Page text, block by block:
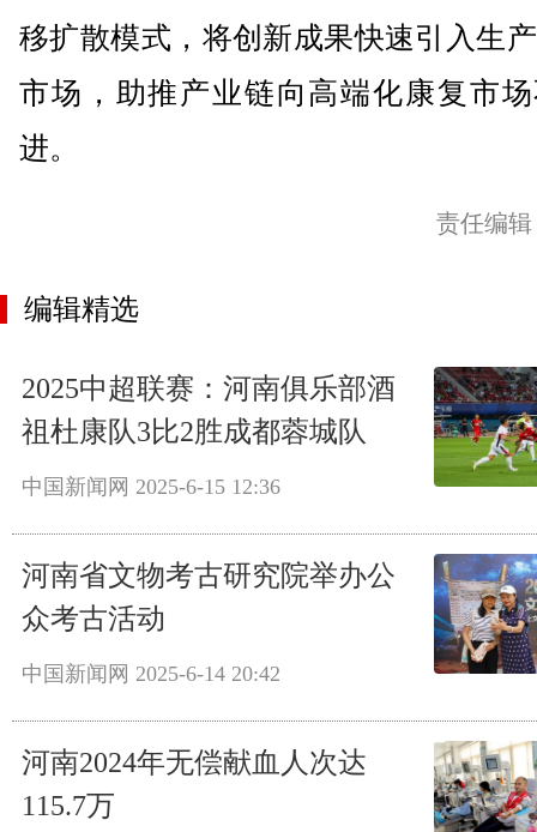
移扩散模式，将创新成果快速引入生
市场，助推产业链向高端化康复市
进。
责任编
编辑精选
2025中超联赛：河南俱乐部酒
祖杜康队3比2胜成都蓉城队
中国新闻网 2025-6-15 12:36
河南省文物考古研究院举办公
众考古活动
中国新闻网 2025-6-14 20:42
河南2024年无偿献血人次达
115.7万